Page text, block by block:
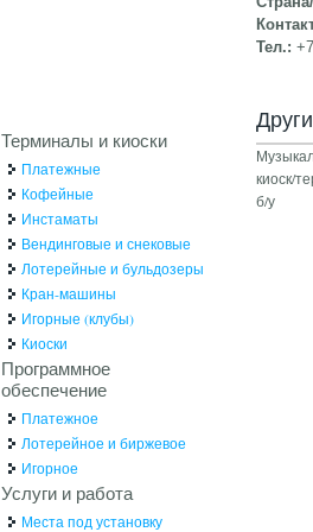
Тел.:
киоск/
б/у
Терминалы и киоски
Платежные
Кофейные
Инстаматы
Вендинговые и снековые
Лотерейные и бульдозеры
Кран-машины
Игорные (клубы)
Киоски
Программное
обеспечение
Платежное
Лотерейное и биржевое
Игорное
Услуги и работа
Места под установку